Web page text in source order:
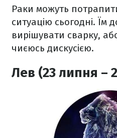
Раки можуть
ситуацію сьогодні. Їм
вирішувати сварку,
чиєюсь дискусією.
Лев (23 липня –